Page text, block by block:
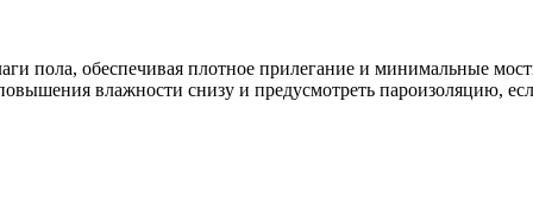
пола, обеспечивая плотное прилегание и минимальные
влажности снизу и предусмотреть пароизоляцию,